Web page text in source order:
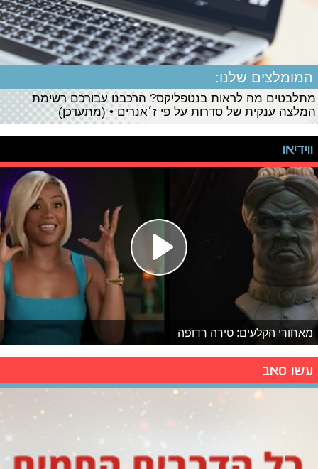
המומלצים שלנו:
מתלבטים מה לראות בנטפליקס? הרכבנו עבורכם רשימת
המלצה ענקית של סדרות על פי ז׳אנרים • (מתעדכן)
ווידיאו
מאחורי הקלעים: טירה רדופה
עשו סאב